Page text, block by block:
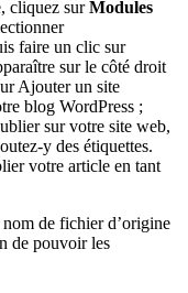
cliquez surModules
faire un clic sur
sur le côté droit
Ajouter un site
blog WordPress ;
sur votre site web,
y des étiquettes.
votre article en tant
nom de fichier d’origine
de pouvoir les